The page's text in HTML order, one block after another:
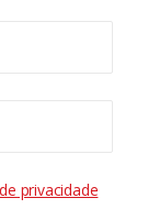
privacidade